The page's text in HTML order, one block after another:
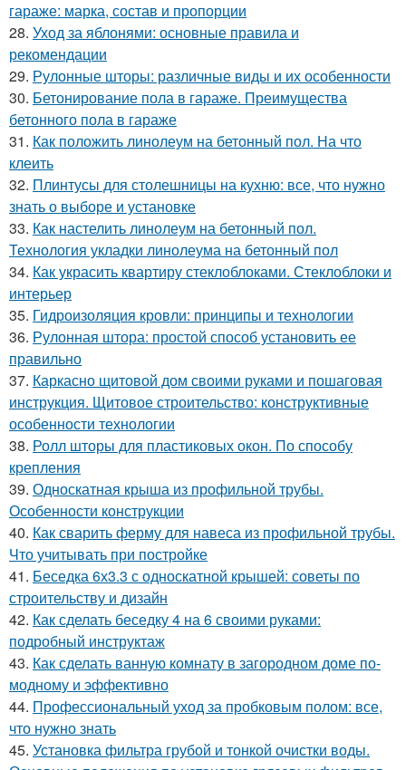
гараже: марка, состав и пропорции
28. Уход за яблонями: основные правила и
рекомендации
29. Рулонные шторы: различные виды и их особенности
30. Бетонирование пола в гараже. Преимущества
бетонного пола в гараже
31. Как положить линолеум на бетонный пол. На что
клеить
32. Плинтусы для столешницы на кухню: все, что нужно
знать о выборе и установке
33. Как настелить линолеум на бетонный пол.
Технология укладки линолеума на бетонный пол
34. Как украсить квартиру стеклоблоками. Стеклоблоки и
интерьер
35. Гидроизоляция кровли: принципы и технологии
36. Рулонная штора: простой способ установить ее
правильно
37. Каркасно щитовой дом своими руками и пошаговая
инструкция. Щитовое строительство: конструктивные
особенности технологии
38. Ролл шторы для пластиковых окон. По способу
крепления
39. Односкатная крыша из профильной трубы.
Особенности конструкции
40. Как сварить ферму для навеса из профильной трубы.
Что учитывать при постройке
41. Беседка 6х3.3 с односкатной крышей: советы по
строительству и дизайн
42. Как сделать беседку 4 на 6 своими руками:
подробный инструктаж
43. Как сделать ванную комнату в загородном доме по-
модному и эффективно
44. Профессиональный уход за пробковым полом: все,
что нужно знать
45. Установка фильтра грубой и тонкой очистки воды.